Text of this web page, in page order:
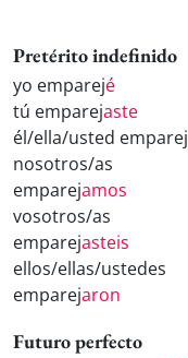
Pretérito indefinido
yo emparejé
tú emparejaste
él/ella/usted emparej
nosotros/as
emparejamos
vosotros/as
emparejasteis
ellos/ellas/ustedes
emparejaron
Futuro perfecto